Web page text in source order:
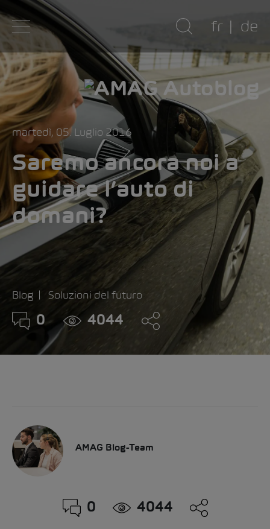
fr de
martedì, 05. Luglio 2016
Saremo ancora noi a
guidare l’auto di
domani?
Blog Soluzioni del futuro
0 4044
AMAG Blog-Team
0 4044